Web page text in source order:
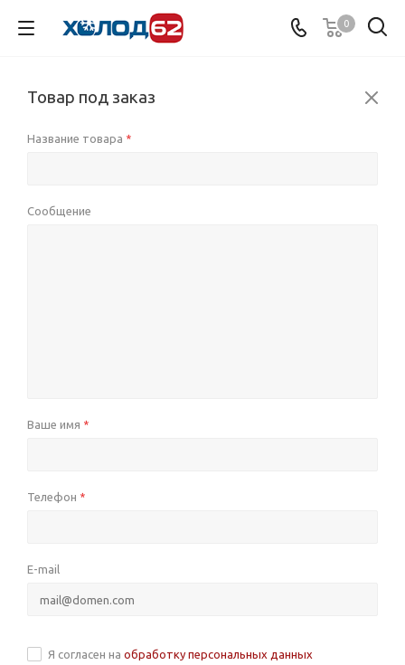
0
Товар под заказ
Название товара *
Сообщение
Ваше имя *
Телефон *
E-mail
Я согласен на обработку персональных данных